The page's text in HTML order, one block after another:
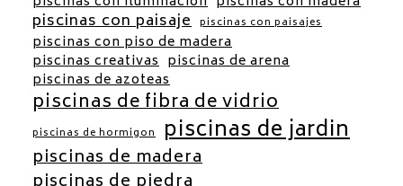
piscinas con paisaje piscinas con paisajes
piscinas con piso de madera
piscinas creativas piscinas de arena
piscinas de azoteas
piscinas de fibra de vidrio
piscinas de hormigon piscinas de jardin
piscinas de madera